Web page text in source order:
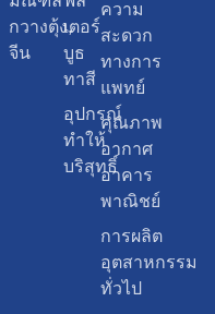
เตอร์
บูธ
ทาสี
อุปกรณ์
ทำให้
บริสุทธิ์
ความ
สะดวก
ทางการ
แพทย์
คุณภาพ
อากาศ
อาคาร
พาณิชย์
การผลิต
อุตสาหกรรม
ทั่วไป
กวางตุ้ง,
จีน